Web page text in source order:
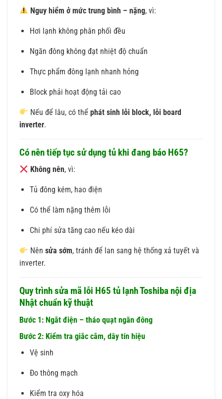
Nguy hiểm ở mức trung bình – nặng, vì:
Hơi lạnh không phân phối đều
Ngăn đông không đạt nhiệt độ chuẩn
Thực phẩm đông lạnh nhanh hỏng
Block phải hoạt động tải cao
Nếu để lâu, có thểphát sinh lỗi block, lỗi board
inverter.
Có nên tiếp tục sử dụng tủ khi đang báo H65?
Không nên, vì:
Tủ đông kém, hao điện
Có thể làm nặng thêm lỗi
Chi phí sửa tăng cao nếu kéo dài
Nênsửa sớm, tránh để lan sang hệ thống xả tuyết và
inverter.
Quy trình sửa mã lỗi H65 tủ lạnh Toshiba nội địa
Nhật chuẩn kỹ thuật
Bước 1: Ngắt điện – tháo quạt ngăn đông
Bước 2: Kiểm tra giắc cắm, dây tín hiệu
Vệ sinh
Đo thông mạch
Kiểm tra oxy hóa